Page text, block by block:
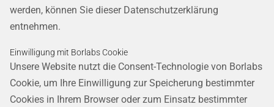
werden, können Sie dieser Datenschutzerklärung
entnehmen.
Einwilligung mit Borlabs Cookie
Unsere Website nutzt die Consent-Technologie von Borlabs
Cookie, um Ihre Einwilligung zur Speicherung bestimmter
Cookies in Ihrem Browser oder zum Einsatz bestimmter